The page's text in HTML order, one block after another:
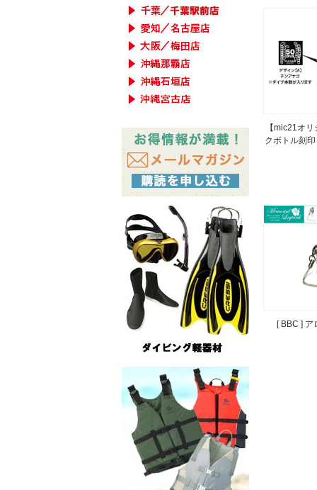
【mic21オ
クボトル刻
[ BBC ] ア